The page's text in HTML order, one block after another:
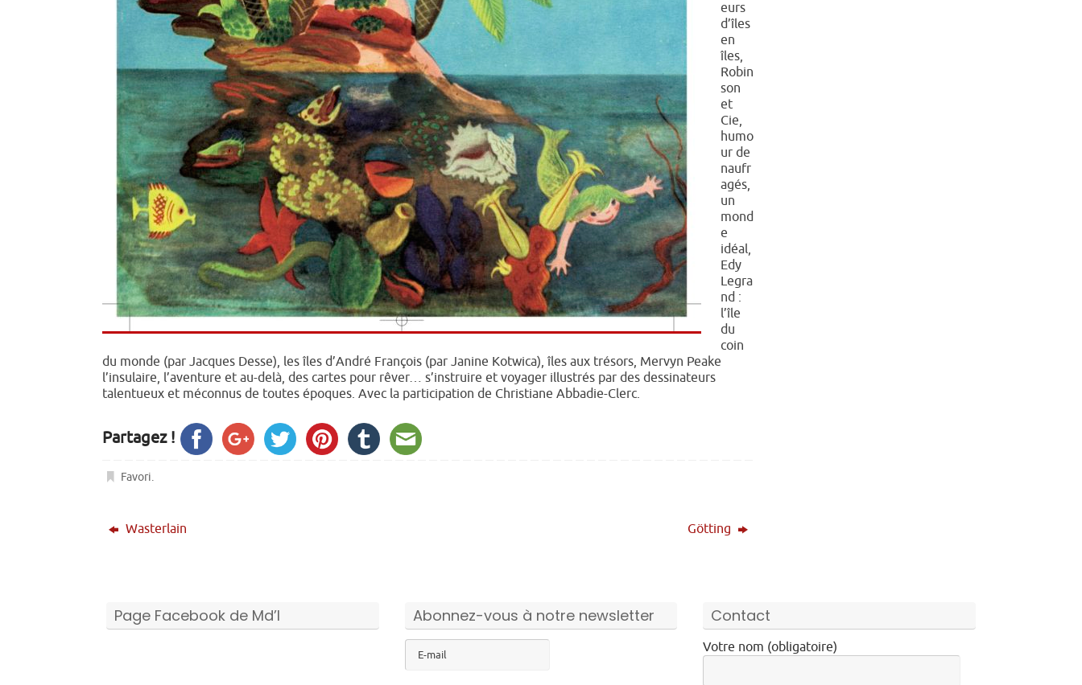
eurs
d’îles
en
îles,
Robin
son
et
Cie,
humo
ur de
naufr
agés,
un
mond
e
idéal,
Edy
Legra
nd :
l’île
du
coin
du monde (par Jacques Desse), les îles d’André François (par Janine Kotwica), îles aux trésors, Mervyn Peake
l’insulaire, l’aventure et au-delà, des cartes pour rêver… s’instruire et voyager illustrés par des dessinateurs
talentueux et méconnus de toutes époques. Avec la participation de Christiane Abbadie-Clerc.
Partagez !
Favori.
Wasterlain Götting
Page Facebook de Md’I Abonnez-vous à notre newsletter Contact
Votre nom (obligatoire)